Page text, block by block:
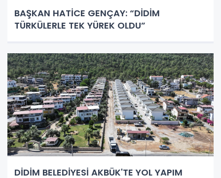
BAŞKAN HATİCE GENÇAY: “DİDİM
TÜRKÜLERLE TEK YÜREK OLDU”
DİDİM BELEDİYESİ AKBÜK'TE YOL YAPIM